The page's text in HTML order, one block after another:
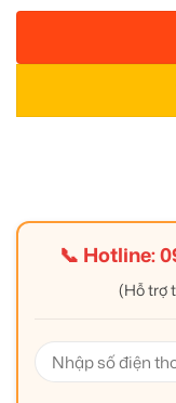
📞 Hotline:
(Hỗ trợ